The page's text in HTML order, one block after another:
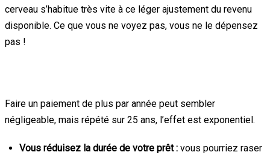
cerveau s’habitue très vite à ce léger ajustement du revenu
disponible. Ce que vous ne voyez pas, vous ne le dépensez
pas !
Faire un paiement de plus par année peut sembler
négligeable, mais répété sur 25 ans, l’effet est exponentiel.
Vous réduisez la durée de votre prêt : vous pourriez raser